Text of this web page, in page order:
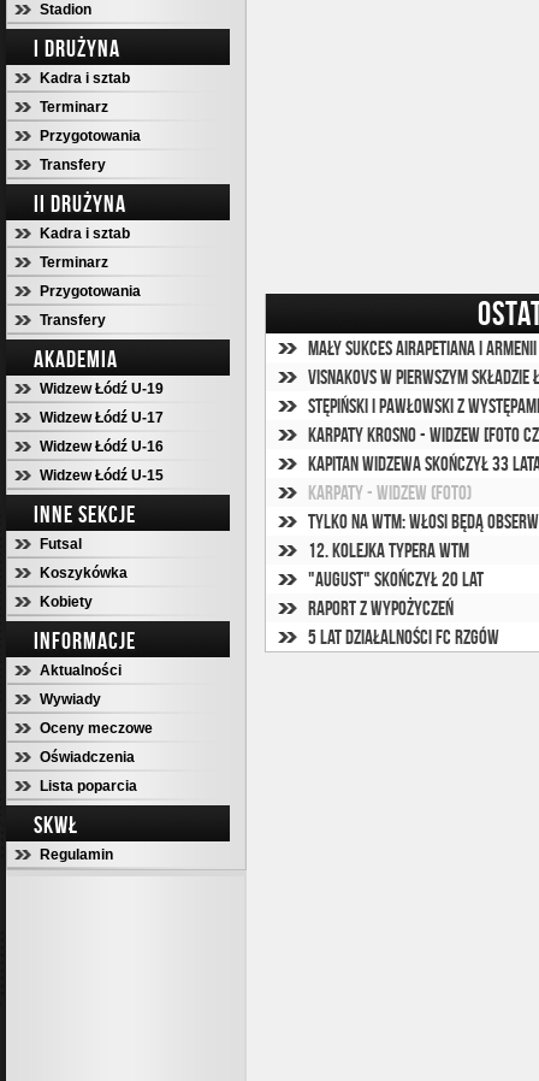
Stadion
I DRUŻYNA
Kadra i sztab
Terminarz
Przygotowania
Transfery
II DRUŻYNA
Kadra i sztab
Terminarz
Przygotowania
Transfery
AKADEMIA
Widzew Łódź U-19
Widzew Łódź U-17
Widzew Łódź U-16
Widzew Łódź U-15
INNE SEKCJE
Futsal
Koszykówka
Kobiety
INFORMACJE
Aktualności
Wywiady
Oceny meczowe
Oświadczenia
Lista poparcia
SKWŁ
Regulamin
Mały sukces Airapetiana i Armenii
Visnakovs w pierwszym składzie
Stępiński i Pawłowski z
Karpaty Krosno - Widzew [foto
Kapitan Widzewa skończył 33
Karpaty - Widzew (foto)
Tylko na WTM: Włosi będą
12. kolejka Typera WTM
"August" skończył 20 lat
Raport z wypożyczeń
5 lat działalności FC Rzgów